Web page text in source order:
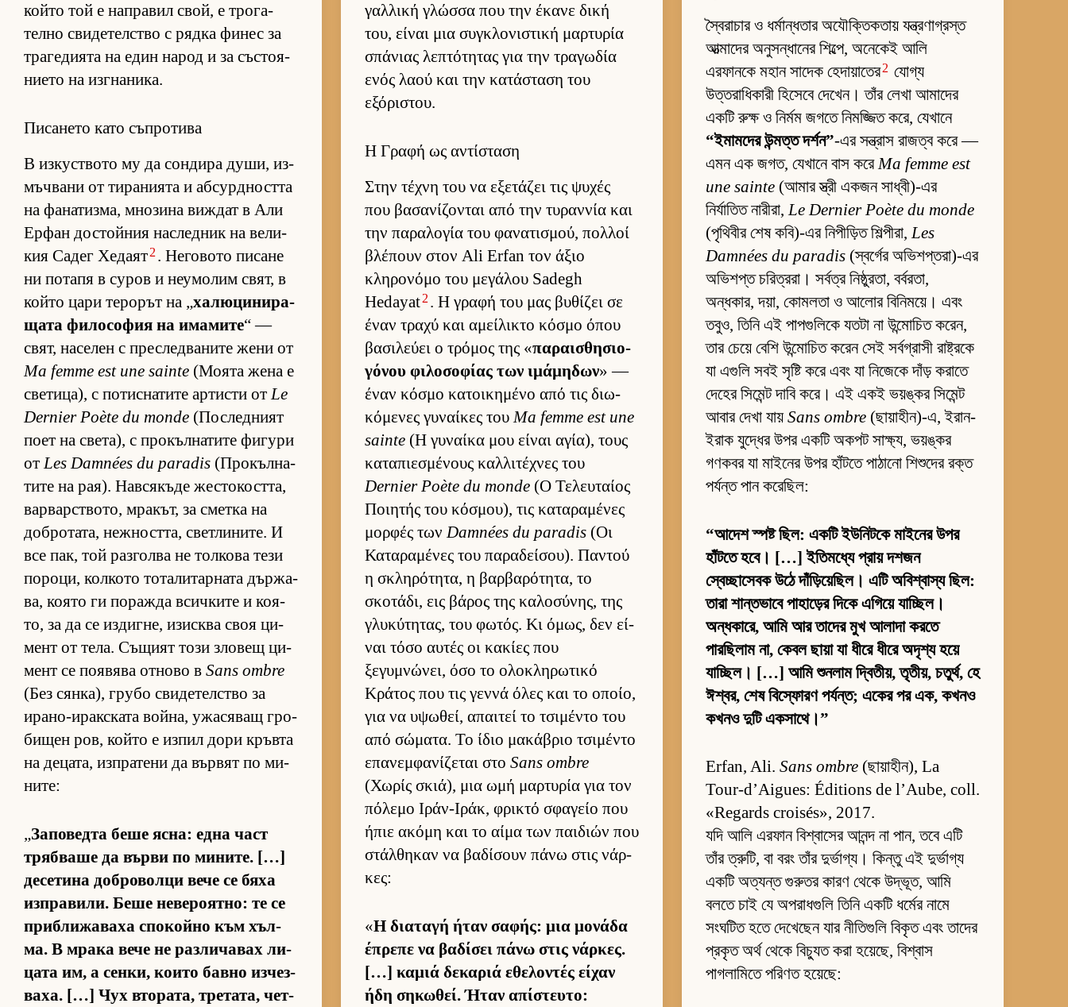
който той е нап­ра­вил свой, е тро­га­
телно сви­де­тел­с­тво с рядка фи­нес за
тра­ге­ди­ята на един на­род и за със­то­я­
ни­ето на из­г­на­ни­ка.
Писането като съпротива
В из­кус­т­вото му да сон­дира ду­ши, из­
мъч­вани от ти­ра­ни­ята и аб­сур­д­ността
на фа­на­тиз­ма, мно­зина виж­дат в Али
Ер­фан дос­той­ния нас­лед­ник на ве­ли­
кия Са­дег Хе­даят2 . Не­го­вото пи­сане
ни по­тапя в су­ров и не­у­мо­лим свят, в
който цари те­ро­рът на „ха­лю­ци­ни­ра­
щата фи­ло­со­фия на има­мите“ —
свят, на­се­лен с прес­лед­ва­ните жени от
Ma femme est une sainte (Мо­ята жена е
све­ти­ца), с по­тис­на­тите ар­тисти отLe
Dernier Poète du monde (Пос­лед­ният
поет на све­та), с про­къл­на­тите фи­гури
отLes Damnées du paradis (Про­къл­на­
тите на ра­я). Нав­ся­къде жес­то­кост­та,
вар­вар­с­т­во­то, мра­кът, за сметка на
доб­ро­та­та, неж­ност­та, свет­ли­ни­те. И
все пак, той раз­голва не тол­кова тези
по­ро­ци, кол­кото то­та­ли­тар­ната дър­жа­
ва, ко­ято ги по­ражда всич­ките и ко­я­
то, за да се из­диг­не, изис­ква своя ци­
мент от те­ла. Съ­щият този зло­вещ ци­
мент се по­я­вява от­ново в Sans ombre
(Без сян­ка), грубо сви­де­тел­с­тво за
ира­но-и­рак­с­ката вой­на, ужа­ся­ващ гро­
би­щен ров, който е из­пил дори кръвта
на де­ца­та, из­п­ра­тени да вър­вят по ми­
ни­те:
„За­по­ведта беше яс­на: една част
тряб­ваше да върви по ми­ни­те. […]
де­се­тина доб­ро­волци вече се бяха
из­п­ра­ви­ли. Беше не­ве­ро­ят­но: те се
приб­ли­жа­ваха спо­койно към хъл­
ма. В мрака вече не раз­ли­ча­вах ли­
цата им, а сен­ки, ко­ито бавно из­чез­
ва­ха. […] Чух вто­ра­та, тре­та­та, чет­
γαλ­λική γλώσσα που την έκανε δική
του, εί­ναι μια συγκλονιστική μαρ­τυρία
σπάνιας λεπτότητας για την τραγωδία
ενός λαού και την κατάσταση του
εξόριστου.
Η Γραφή ως αντίσταση
Στην τέχνη του να εξετάζει τις ψυχές
που βασανίζονται από την τυραν­νία και
την παραλογία του φανατισμού, πολ­λοί
βλέπουν στον Ali Erfan τον άξιο
κληρονόμο του μεγάλου Sadegh
Hedayat2 . Η γραφή του μας βυθίζει σε
έναν τραχύ και αμεί­λικτο κόσμο όπου
βασιλεύει ο τρόμος της «παραι­σθησιο­
γόνου φιλοσοφίας των ιμάμηδων» —
έναν κόσμο κατοι­κημένο από τις διω­
κόμενες γυναί­κες τουMa femme est une
sainte (Η γυναίκα μου εί­ναι αγία), τους
καταπιε­σμένους καλ­λιτέχνες του
Dernier Poète du monde (Ο Τελευ­ταίος
Ποι­ητής του κόσμου), τις καταραμένες
μορ­φές τωνDamnées du paradis (Οι
Καταραμένες του παραδεί­σου). Παντού
η σκληρότητα, η βαρ­βαρότητα, το
σκοτάδι, εις βάρος της καλοσύνης, της
γλυκύτητας, του φωτός. Κι όμως, δεν εί­
ναι τόσο αυ­τές οι κακίες που
ξεγυμνώνει, όσο το ολοκληρωτικό
Κράτος που τις γεννά όλες και το οποίο,
για να υψωθεί, απαι­τεί το τσιμέντο του
από σώματα. Το ίδιο μακάβριο τσιμέντο
επανεμ­φανίζεται στοSans ombre
(Χωρίς σκιά), μια ωμή μαρ­τυρία για τον
πόλεμο Ιράν-Ιράκ, φρικτό σφαγείο που
ήπιε ακόμη και το αίμα των παι­διών που
στάλ­θηκαν να βαδίσουν πάνω στις νάρ­
κες:
«Η δια­ταγή ήταν σαφής: μια μονάδα
έπρεπε να βαδίσει πάνω στις νάρ­κες.
[…] καμιά δεκαριά εθελοντές εί­χαν
ήδη σηκωθεί. Ήταν απίστευ­το:
স্বৈরাচার ও ধর্মান্ধতার অযৌক্তিকতায় যন্ত্রণাগ্রস্ত
আত্মাদের অনুসন্ধানের শিল্পে, অনেকেই আলি
এরফানকে মহান সাদেক হেদায়াতের2 যোগ্য
উত্তরাধিকারী হিসেবে দেখেন। তাঁর লেখা আমাদের
একটি রুক্ষ ও নির্মম জগতে নিমজ্জিত করে, যেখানে
“ইমামদের উন্মত্ত দর্শন”-এর সন্ত্রাস রাজত্ব করে —
এমন এক জগত, যেখানে বাস করেMa femme est
une sainte (আমার স্ত্রী একজন সাধ্বী)-এর
নির্যাতিত নারীরা,Le Dernier Poète du monde
(পৃথিবীর শেষ কবি)-এর নিপীড়িত শিল্পীরা,Les
Damnées du paradis (স্বর্গের অভিশপ্তরা)-এর
অভিশপ্ত চরিত্ররা। সর্বত্র নিষ্ঠুরতা, বর্বরতা,
অন্ধকার, দয়া, কোমলতা ও আলোর বিনিময়ে। এবং
তবুও, তিনি এই পাপগুলিকে যতটা না উন্মোচিত করেন,
তার চেয়ে বেশি উন্মোচিত করেন সেই সর্বগ্রাসী রাষ্ট্রকে
যা এগুলি সবই সৃষ্টি করে এবং যা নিজেকে দাঁড় করাতে
দেহের সিমেন্ট দাবি করে। এই একই ভয়ঙ্কর সিমেন্ট
আবার দেখা যায়Sans ombre (ছায়াহীন)-এ, ইরান-
ইরাক যুদ্ধের উপর একটি অকপট সাক্ষ্য, ভয়ঙ্কর
গণকবর যা মাইনের উপর হাঁটতে পাঠানো শিশুদের রক্ত
পর্যন্ত পান করেছিল:
“আদেশ স্পষ্ট ছিল: একটি ইউনিটকে মাইনের উপর
হাঁটতে হবে। […] ইতিমধ্যে প্রায় দশজন
স্বেচ্ছাসেবক উঠে দাঁড়িয়েছিল। এটি অবিশ্বাস্য ছিল:
তারা শান্তভাবে পাহাড়ের দিকে এগিয়ে যাচ্ছিল।
অন্ধকারে, আমি আর তাদের মুখ আলাদা করতে
পারছিলাম না, কেবল ছায়া যা ধীরে ধীরে অদৃশ্য হয়ে
যাচ্ছিল। […] আমি শুনলাম দ্বিতীয়, তৃতীয়, চতুর্থ, হে
ঈশ্বর, শেষ বিস্ফোরণ পর্যন্ত; একের পর এক, কখনও
কখনও দুটি একসাথে।”
Erfan, Ali.Sans ombre (ছায়াহীন), La
Tour-d’Aigues: Éditions de l’Aube, coll.
«Regards croisés», 2017.
যদি আলি এরফান বিশ্বাসের আনন্দ না পান, তবে এটি
তাঁর ত্রুটি, বা বরং তাঁর দুর্ভাগ্য। কিন্তু এই দুর্ভাগ্য
একটি অত্যন্ত গুরুতর কারণ থেকে উদ্ভূত, আমি
বলতে চাই যে অপরাধগুলি তিনি একটি ধর্মের নামে
সংঘটিত হতে দেখেছেন যার নীতিগুলি বিকৃত এবং তাদের
প্রকৃত অর্থ থেকে বিচ্যুত করা হয়েছে, বিশ্বাস
পাগলামিতে পরিণত হয়েছে: